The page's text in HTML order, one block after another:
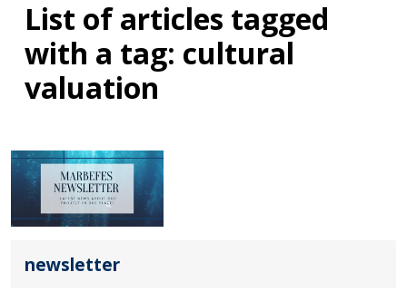
List of articles tagged
with a tag: cultural
valuation
newsletter